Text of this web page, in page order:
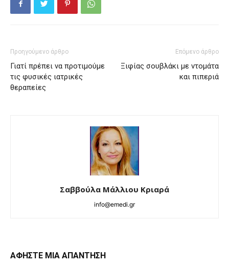
Προηγούμενο άρθρο
Γιατί πρέπει να προτιμούμε
τις φυσικές ιατρικές
θεραπείες
Επόμενο άρθρο
Ξιφίας σουβλάκι με ντομάτα
και πιπεριά
Σαββούλα Μάλλιου Κριαρά
info@emedi.gr
ΑΦΗΣΤΕ ΜΙΑ ΑΠΑΝΤΗΣΗ